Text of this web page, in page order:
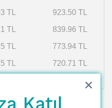
TL 923.50 TL
TL 839.96 TL
TL 773.94 TL
TL 720.71 TL
677.15 TL
Katıl